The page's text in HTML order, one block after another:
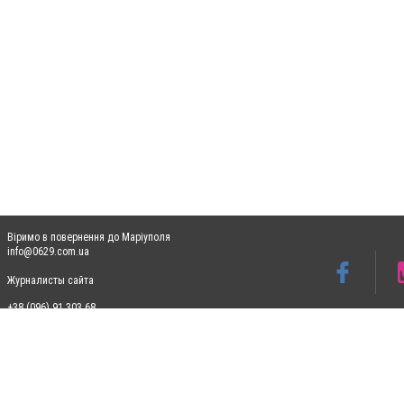
Віримо в повернення до Маріуполя
info@0629.com.ua
Журналисты сайта
+38 (096) 91 303 68